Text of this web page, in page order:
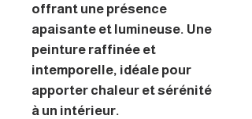
offrant une présence
apaisante et lumineuse. Une
peinture raffinée et
intemporelle, idéale pour
apporter chaleur et sérénité
à un intérieur.